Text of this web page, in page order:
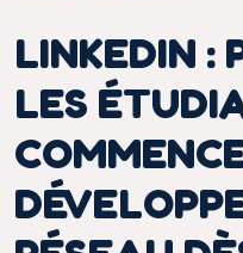
LINKEDIN :
LES